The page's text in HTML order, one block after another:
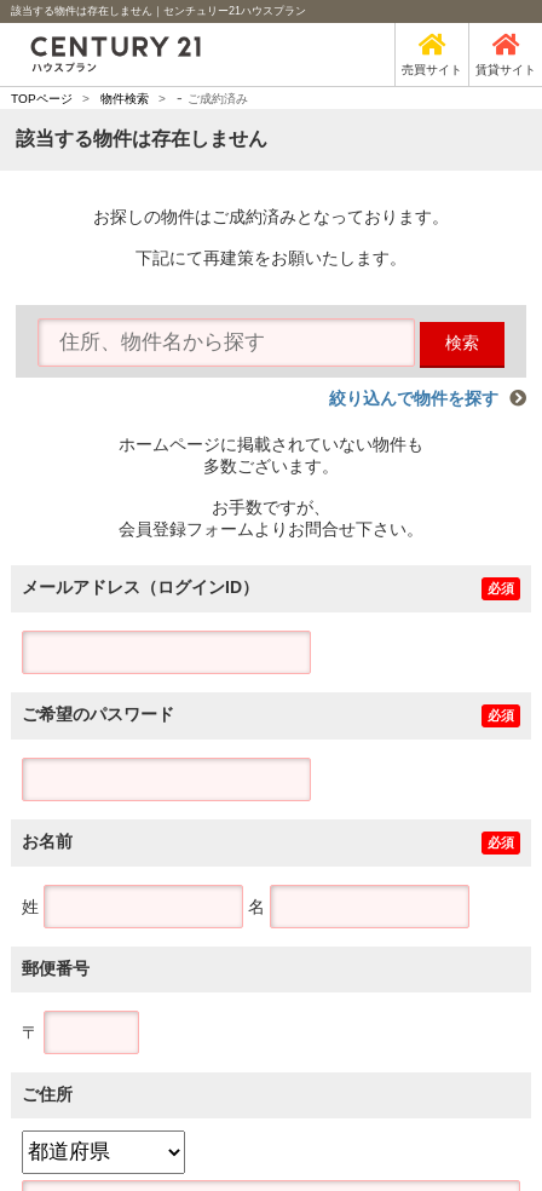
該当する物件は存在しません｜センチュリー21ハウスプラン
売買サイト 賃貸サイト
TOPページ > 物件検索 > - ご成約済み
該当する物件は存在しません
お探しの物件はご成約済みとなっております。
下記にて再建策をお願いたします。
検索
絞り込んで物件を探す
ホームページに掲載されていない物件も
多数ございます。
お手数ですが、
会員登録フォームよりお問合せ下さい。
メールアドレス（ログインID） 必須
ご希望のパスワード 必須
お名前 必須
姓 名
郵便番号
〒
ご住所